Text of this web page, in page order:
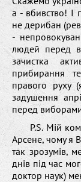
а - вбивство! І
не дерибан
-
людей перед
зачистка
прибирання
правого руху
задушення
перед
P.S. Мій
Арсене, чому я
так зрозумів,
днів під час
доктор наук)